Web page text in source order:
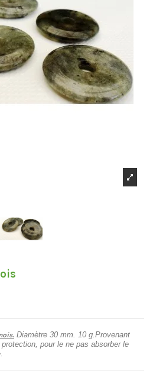
Diamètre 30 mm. 10 g.Provenant
pour le ne pas absorber le